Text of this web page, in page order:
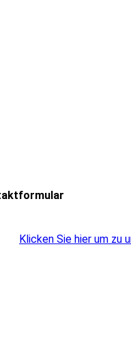
Klicken Sie hier um zu